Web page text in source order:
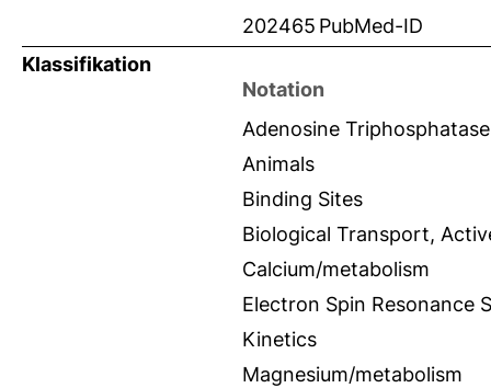
202465 PubMed-ID
Klassifikation
Notation
Adenosine
Animals
Binding Sites
Biological Transport,
Calcium/metabolism
Electron Spin Resonance
Kinetics
Magnesium/metabolism